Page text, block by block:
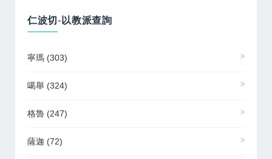
仁波切-以教派查詢
寧瑪 (303)
噶舉 (324)
格魯 (247)
薩迦 (72)